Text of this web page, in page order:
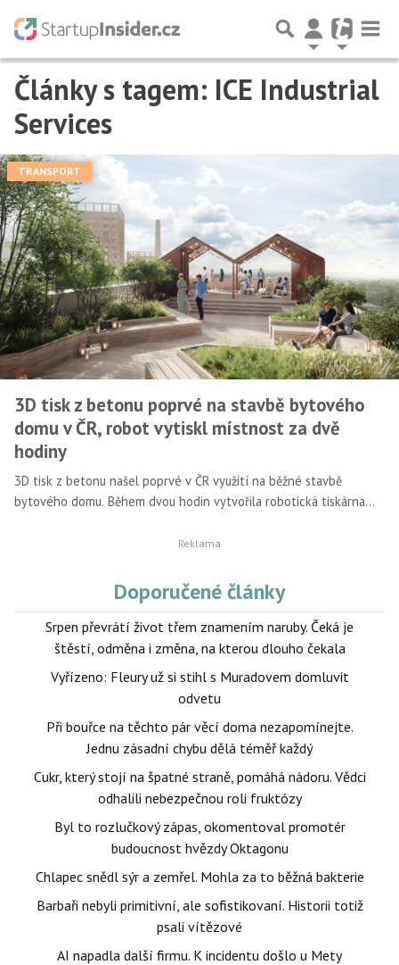
Články s tagem: ICE Industrial
Services
TRANSPORT
3D tisk z betonu poprvé na stavbě bytového
domu v ČR, robot vytiskl místnost za dvě
hodiny
3D tisk z betonu našel poprvé v ČR využití na běžné stavbě
bytového domu. Během dvou hodin vytvořila robotická tiskárna
bytového domu projektu Modřanský Cukrovar. Společnosti
robotický tisk zlepšuje mimo jiné efektivitu, bezpečnost práce a
vliv na životní prostředí.Doporučené články
Srpen převrátí život třem znamením naruby. Čeká je
štěstí, odměna i změna, na kterou dlouho čekala
Vyřízeno: Fleury už si stihl s Muradovem domluvit
odvetu
Při bouřce na těchto pár věcí doma nezapomínejte.
Jednu zásadní chybu dělá téměř každý
Cukr, který stojí na špatné straně, pomáhá nádoru. Vědci
odhalili nebezpečnou roli fruktózy
Byl to rozlučkový zápas, okomentoval promotér
budoucnost hvězdy Oktagonu
Chlapec snědl sýr a zemřel. Mohla za to běžná bakterie
Barbaři nebyli primitivní, ale sofistikovaní. Historii totiž
psali vítězové
AI napadla další firmu. K incidentu došlo u Mety